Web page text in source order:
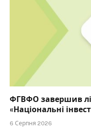
ФГВФО завершив
«Національні
6 Серпня 2026